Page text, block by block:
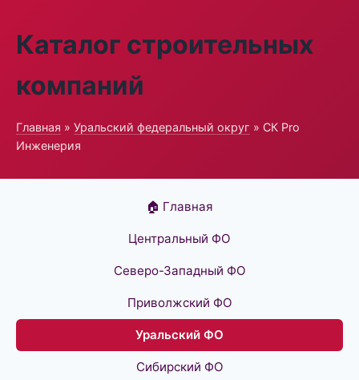
Каталог строительных
компаний
Главная » Уральский федеральный округ » СК Pro
Инженерия
🏠 Главная
Центральный ФО
Северо-Западный ФО
Приволжский ФО
Уральский ФО
Сибирский ФО